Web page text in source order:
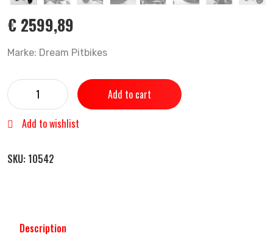
€ 2599,89
Marke: Dream Pitbikes
Add to cart
Add to wishlist
SKU: 10542
Description